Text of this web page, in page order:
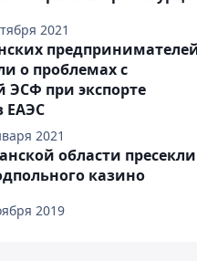
2021
2021
о проблемах с
ЭСФ при экспорте
ЕАЭС
2019
области пресекли
казино